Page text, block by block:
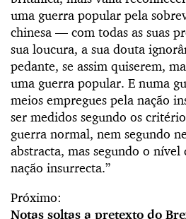
uma guerra popular pela
chinesa — com todas as suas
sua loucura, a sua douta
pedante, se assim quiserem,
uma guerra popular. E numa
meios empregues pela nação
ser medidos segundo os
guerra normal, nem segundo
abstracta, mas segundo o
nação insurrecta.”
Próximo:
Notas soltas a pretexto do